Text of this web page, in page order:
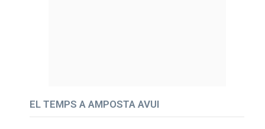
EL TEMPS A AMPOSTA AVUI